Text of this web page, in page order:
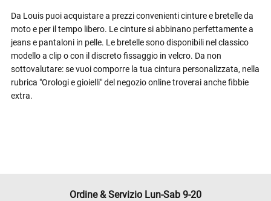
Da Louis puoi acquistare a prezzi convenienti cinture e bretelle da
moto e per il tempo libero. Le cinture si abbinano perfettamente a
jeans e pantaloni in pelle. Le bretelle sono disponibili nel classico
modello a clip o con il discreto fissaggio in velcro. Da non
sottovalutare: se vuoi comporre la tua cintura personalizzata, nella
rubrica "Orologi e gioielli" del negozio online troverai anche fibbie
extra.
Ordine & Servizio Lun-Sab 9-20